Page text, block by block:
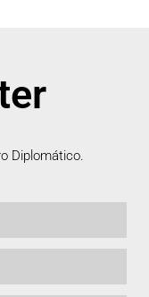
Diplomático.